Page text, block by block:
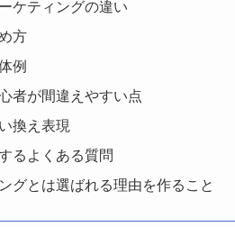
ケティングの違い
方
例
者が間違えやすい点
換え表現
るよくある質問
グとは選ばれる理由を作ること